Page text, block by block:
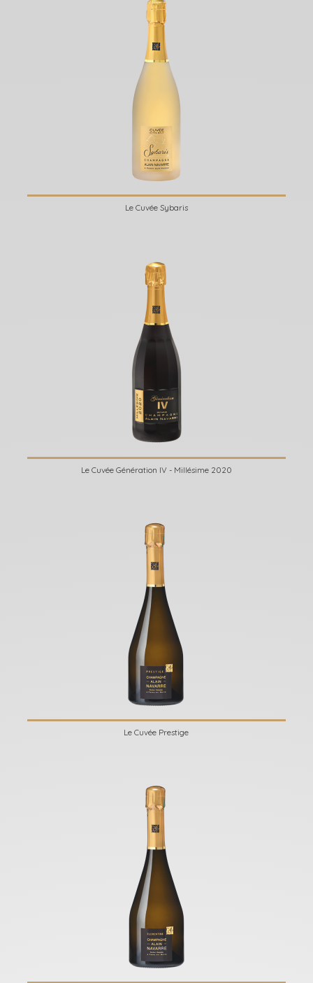
Le Cuvée Sybaris
Le Cuvée Génération IV - Millésime 2020
Le Cuvée Prestige